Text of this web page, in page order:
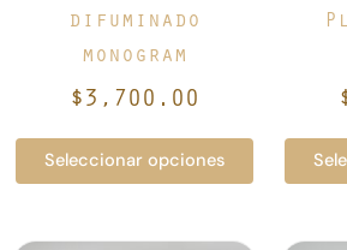
difuminado
monogram
$ 3,700.00
Seleccionar opciones
en
de